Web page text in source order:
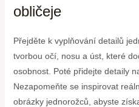
obličeje
Přejděte k vyplňování detailů
tvorbou očí, nosu a úst, které
osobnost. Poté přidejte detaily
Nezapomeňte se inspirovat
obrázky jednorožců, abyste